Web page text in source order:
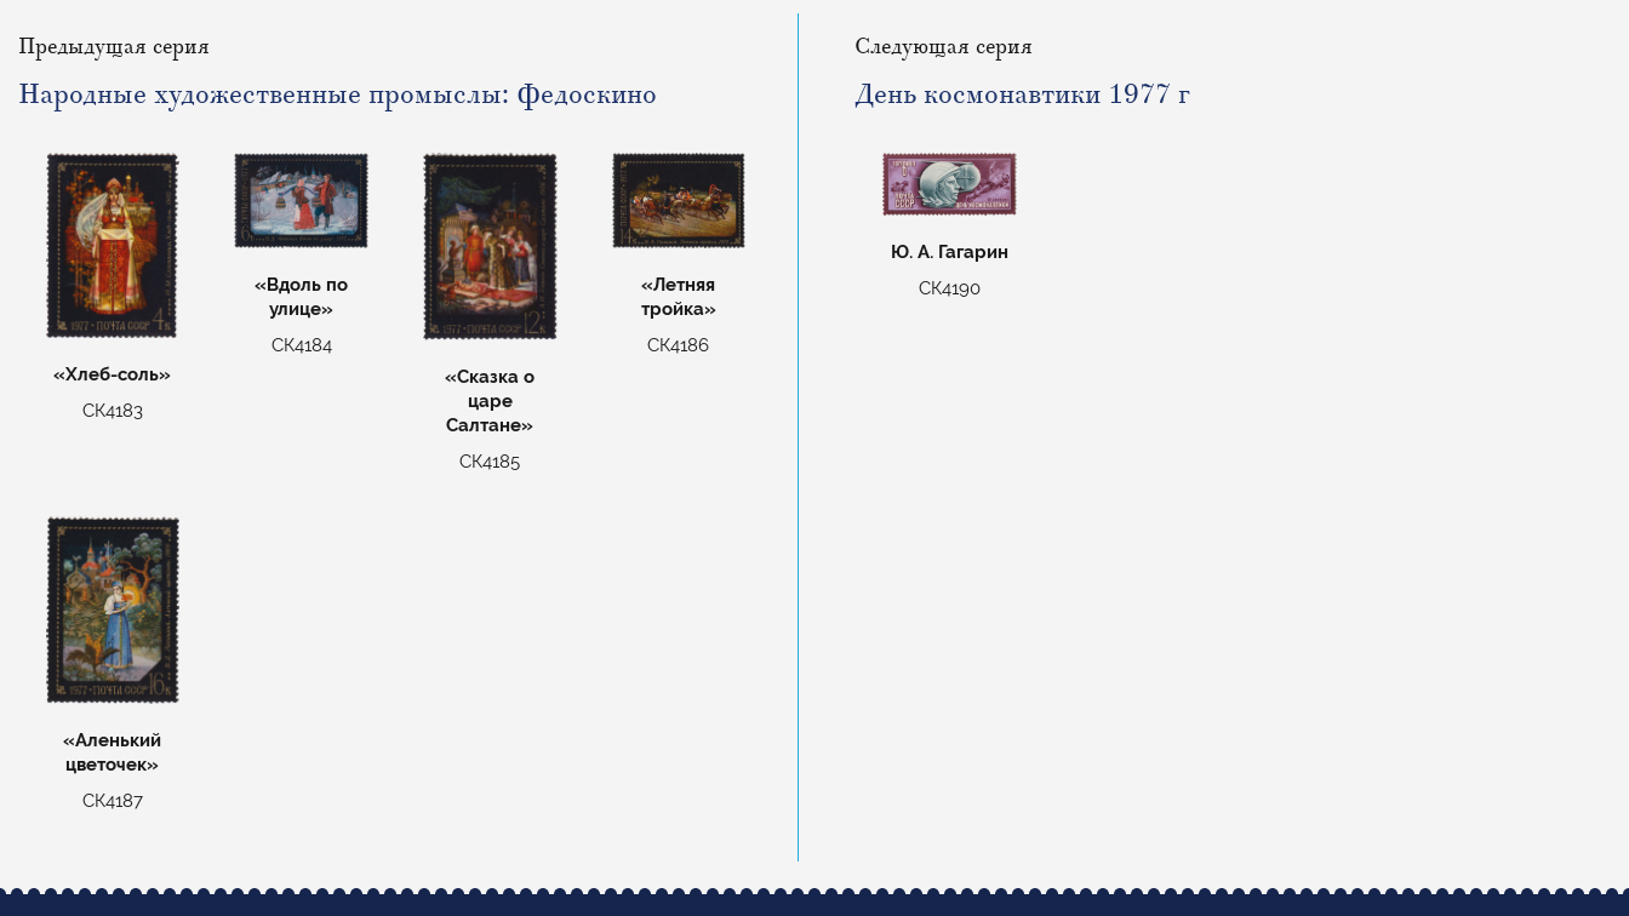
Предыдущая серия
Народные художественные промыслы: Федоскино
«Хлеб-соль»
СК4183
«Вдоль по
улице»
СК4184
«Сказка о
царе
Салтане»
СК4185
«Летняя
тройка»
СК4186
«Аленький
цветочек»
СК4187
Следующая серия
День космонавтики 1977 г
Ю. А. Гагарин
СК4190